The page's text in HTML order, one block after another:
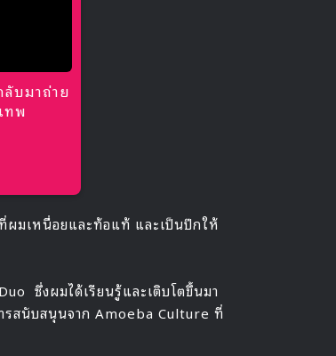
ลับมาถ่าย
ทพ
ผมเหนื่อยและท้อแท้ และเป็นปีกให้
ซึ่งผมได้เรียนรู้และเติบโตขึ้นมา
รสนับสนุนจาก Amoeba Culture ที่